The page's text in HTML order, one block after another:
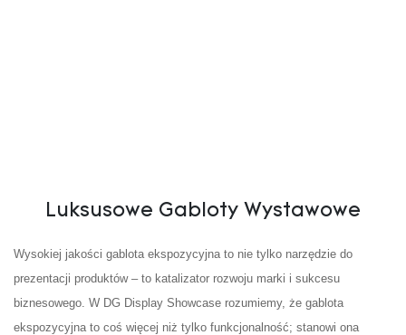
Luksusowe Gabloty Wystawowe
Wysokiej jakości gablota ekspozycyjna to nie tylko narzędzie do
prezentacji produktów – to katalizator rozwoju marki i sukcesu
biznesowego. W DG Display Showcase rozumiemy, że gablota
ekspozycyjna to coś więcej niż tylko funkcjonalność; stanowi ona